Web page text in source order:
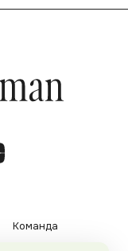
Команда